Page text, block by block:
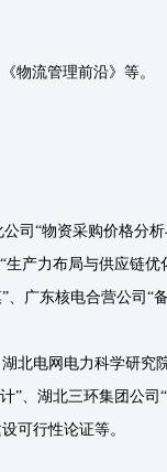
物流管理前沿》等。
司“物资采购价格分
产力布局与供应链
广东核电合营公司“
北电网电力科学研究
”、湖北三环集团公
可行性论证等。